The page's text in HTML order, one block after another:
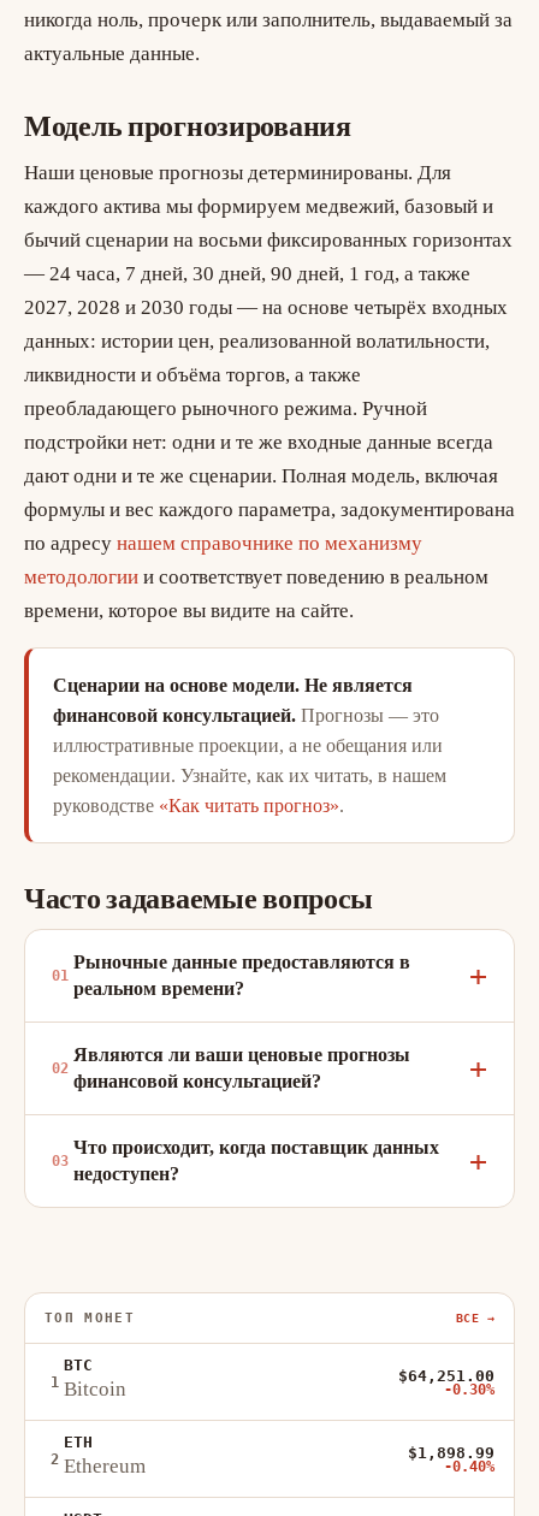
никогда ноль, прочерк или заполнитель, выдаваемый за
актуальные данные.
Модель прогнозирования
Наши ценовые прогнозы детерминированы. Для
каждого актива мы формируем медвежий, базовый и
бычий сценарии на восьми фиксированных горизонтах
— 24 часа, 7 дней, 30 дней, 90 дней, 1 год, а также
2027, 2028 и 2030 годы — на основе четырёх входных
данных: истории цен, реализованной волатильности,
ликвидности и объёма торгов, а также
преобладающего рыночного режима. Ручной
подстройки нет: одни и те же входные данные всегда
дают одни и те же сценарии. Полная модель, включая
формулы и вес каждого параметра, задокументирована
по адресу нашем справочнике по механизму
методологии и соответствует поведению в реальном
времени, которое вы видите на сайте.
Сценарии на основе модели. Не является
финансовой консультацией. Прогнозы — это
иллюстративные проекции, а не обещания или
рекомендации. Узнайте, как их читать, в нашем
руководстве «Как читать прогноз».
Часто задаваемые вопросы
Рыночные данные предоставляются в
реальном времени?
Являются ли ваши ценовые прогнозы
финансовой консультацией?
Что происходит, когда поставщик данных
недоступен?
ТОП МОНЕТ ВСЕ →
1
BTC
Bitcoin
$64,251.00
-0.30%
2
ETH
Ethereum
$1,898.99
-0.40%